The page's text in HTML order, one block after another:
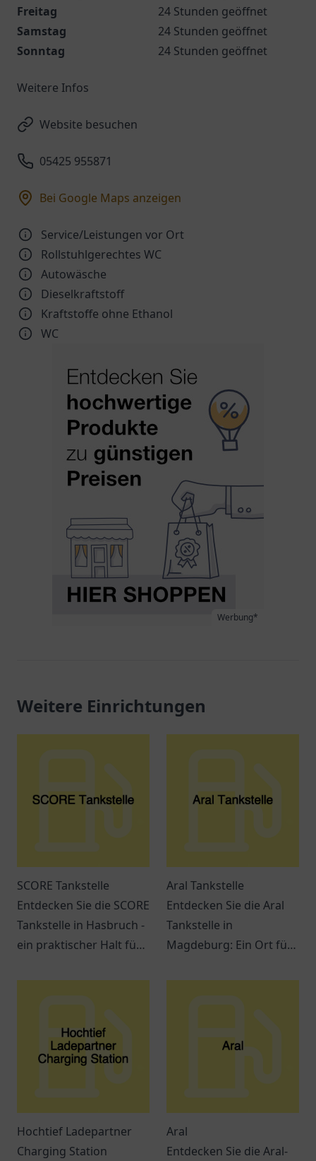
Freitag
24 Stunden geöffnet
Samstag
24 Stunden geöffnet
Sonntag
24 Stunden geöffnet
Weitere Infos
Website besuchen
05425 955871
Bei Google Maps anzeigen
Service/Leistungen vor Ort
Rollstuhlgerechtes WC
Autowäsche
Dieselkraftstoff
Kraftstoffe ohne Ethanol
WC
Werbung*
Weitere Einrichtungen
SCORE Tankstelle
Entdecken Sie die SCORE
Tankstelle in Hasbruch -
ein praktischer Halt für
freundlichen Service.
Aral Tankstelle
Entdecken Sie die Aral
Tankstelle in
Magdeburg: Ein Ort für
Snacks und freundlichen
Hochtief Ladepartner
Charging Station
Aral
Entdecken Sie die Aral-